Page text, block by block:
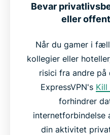
Bevar
eller
Når du gamer i
kollegier eller
risici fra andre
ExpressVPN's
forhindrer
internetforbindelse
din aktivitet